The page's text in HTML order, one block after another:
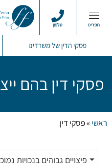
תפריט טלפון
פסקי הדין של משרדינו
פסקי דין בהם
ראשי »פסקי דין
פיצויים גבוהים בנכויות